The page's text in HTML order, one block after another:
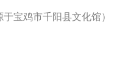
宝鸡市千阳县文化馆）